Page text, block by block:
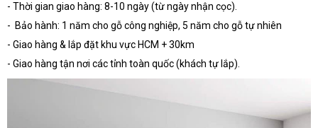
- Thời gian giao hàng: 8-10 ngày (từ ngày nhận cọc).
- Bảo hành: 1 năm cho gỗ công nghiệp, 5 năm cho gỗ tự nhiên
- Giao hàng & lắp đặt khu vực HCM + 30km
- Giao hàng tận nơi các tỉnh toàn quốc (khách tự lắp).